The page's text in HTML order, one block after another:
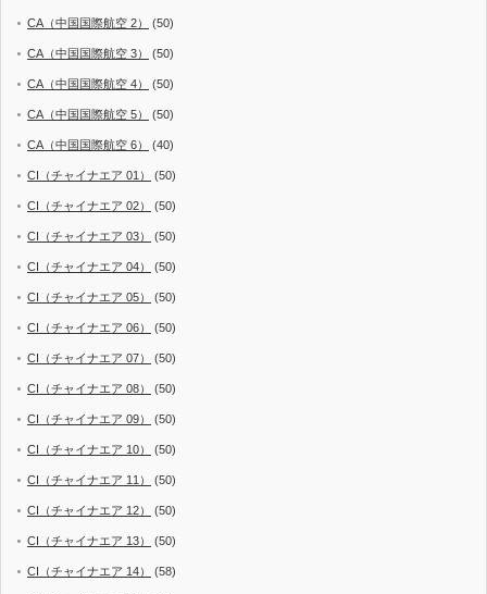
CA（中国国際航空 2） (50)
CA（中国国際航空 3） (50)
CA（中国国際航空 4） (50)
CA（中国国際航空 5） (50)
CA（中国国際航空 6） (40)
CI（チャイナエア 01） (50)
CI（チャイナエア 02） (50)
CI（チャイナエア 03） (50)
CI（チャイナエア 04） (50)
CI（チャイナエア 05） (50)
CI（チャイナエア 06） (50)
CI（チャイナエア 07） (50)
CI（チャイナエア 08） (50)
CI（チャイナエア 09） (50)
CI（チャイナエア 10） (50)
CI（チャイナエア 11） (50)
CI（チャイナエア 12） (50)
CI（チャイナエア 13） (50)
CI（チャイナエア 14） (58)